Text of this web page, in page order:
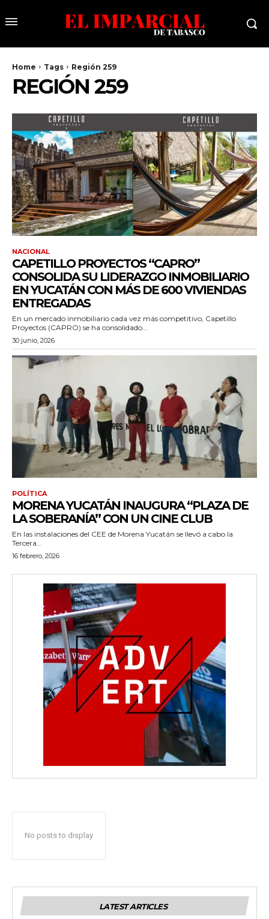
Home Tags Región 259
REGIÓN 259
NACIONAL
CAPETILLO PROYECTOS “CAPRO”
CONSOLIDA SU LIDERAZGO INMOBILIARIO
EN YUCATÁN CON MÁS DE 600 VIVIENDAS
ENTREGADAS
En un mercado inmobiliario cada vez más competitivo, Capetillo
Proyectos (CAPRO) se ha consolidado...
30 junio, 2026
POLÍTICA
MORENA YUCATÁN INAUGURA “PLAZA DE
LA SOBERANÍA” CON UN CINE CLUB
En las instalaciones del CEE de Morena Yucatán se llevó a cabo la
Tercera...
16 febrero, 2026
No posts to display
LATEST ARTICLES